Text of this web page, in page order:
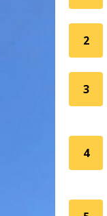
2
3
4